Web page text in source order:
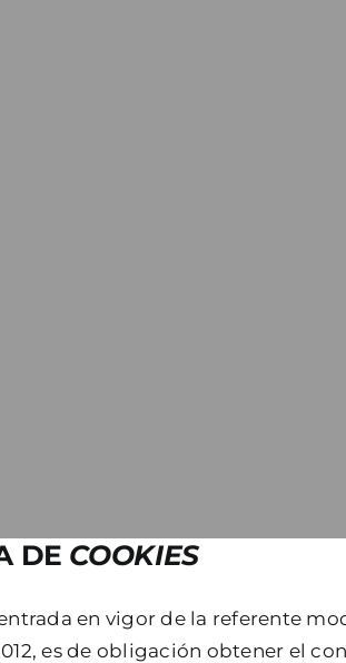
DE COOKIES
en vigor de la referente
es de obligación obtener el